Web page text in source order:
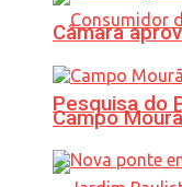
Pesquisa do
Câmara
Campo